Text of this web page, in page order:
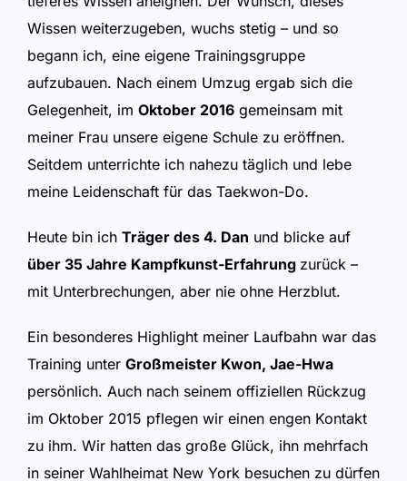
Wissen weiterzugeben, wuchs stetig – und so
begann ich, eine eigene Trainingsgruppe
aufzubauen. Nach einem Umzug ergab sich die
Gelegenheit, im Oktober 2016 gemeinsam mit
meiner Frau unsere eigene Schule zu eröffnen.
Seitdem unterrichte ich nahezu täglich und lebe
meine Leidenschaft für das Taekwon-Do.
Heute bin ich Träger des 4. Dan und blicke auf
über 35 Jahre Kampfkunst-Erfahrung zurück –
mit Unterbrechungen, aber nie ohne Herzblut.
Ein besonderes Highlight meiner Laufbahn war das
Training unter Großmeister Kwon, Jae-Hwa
persönlich. Auch nach seinem offiziellen Rückzug
im Oktober 2015 pflegen wir einen engen Kontakt
zu ihm. Wir hatten das große Glück, ihn mehrfach
in seiner Wahlheimat New York besuchen zu dürfen